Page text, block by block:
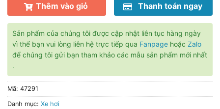
Thêm vào giỏ Thanh toán ngay
Sản phẩm của chúng tôi được cập nhật liên tục hàng ngày
vì thế bạn vui lòng liên hệ trực tiếp qua Fanpage hoặc Zalo
để chúng tôi gửi bạn tham khảo các mẫu sản phẩm mới nhất
.
Mã: 47291
Danh mục: Xe hơi